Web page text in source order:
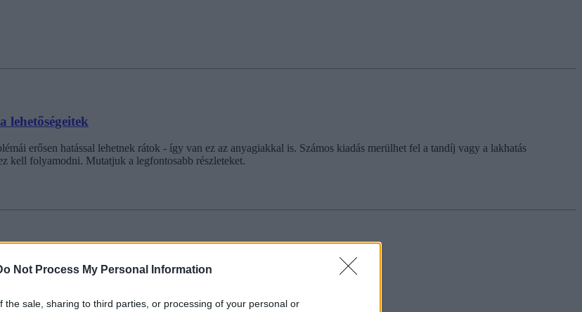
Not Process My Personal Information
the sale, sharing to third parties, or processing of your personal or
lehetőségeitek
erősen hatással lehetnek rátok - így van ez az anyagiakkal is. Számos kiadás merülhet fel a tandíj vagy a lakhatás
kell folyamodni. Mutatjuk a legfontosabb részleteket.
ezt jelzésünk után javították.